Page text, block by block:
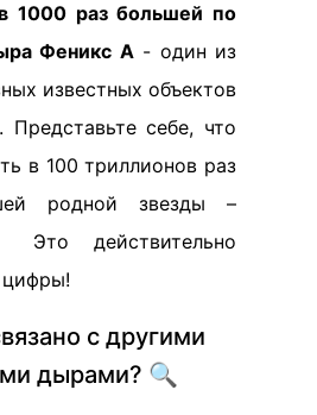
1000 раз большей по
Феникс A- один из
известных объектов
Представьте себе, что
в 100 триллионов раз
родной звезды –
действительно
с другими
дырами? 🔍